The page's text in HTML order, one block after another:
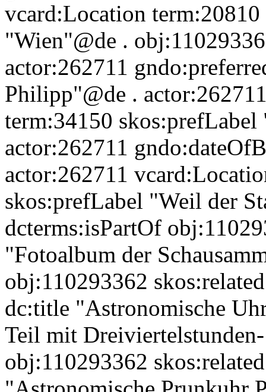
vcard:Location
"Wien"@de .
actor:262711
Philipp"@de .
term:34150
actor:262711
actor:262711
skos:prefLabel "Weil der
dcterms:isPartOf
"Fotoalbum der
obj:110293362
dc:title "Astronomische
Teil mit
obj:110293362